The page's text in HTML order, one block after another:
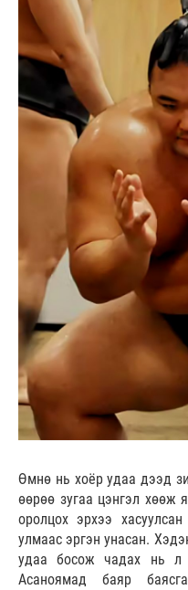
Өмнө нь хоёр удаа дээд
өөрөө зугаа цэнгэл хөөж
оролцох эрхээ
улмаас эргэн унасан.
удаа босож чадах нь л
Асаноямад баяр